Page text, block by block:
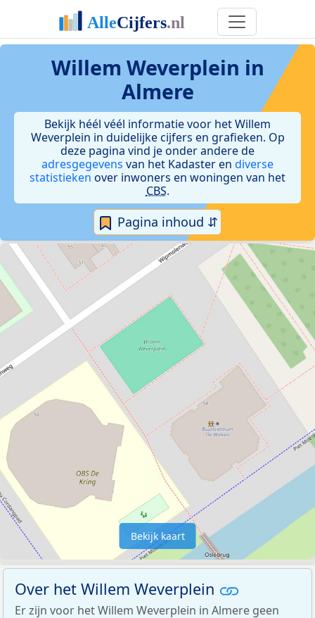
Willem Weverplein in
Almere
Bekijk héél véél informatie voor het Willem
Weverplein in duidelijke cijfers en grafieken. Op
deze pagina vind je onder andere de
adresgegevens van het Kadaster en diverse
statistieken over inwoners en woningen van het
CBS.
Pagina inhoud ⇵
Bekijk kaart
Over het Willem Weverplein
Er zijn voor het Willem Weverplein in Almere geen